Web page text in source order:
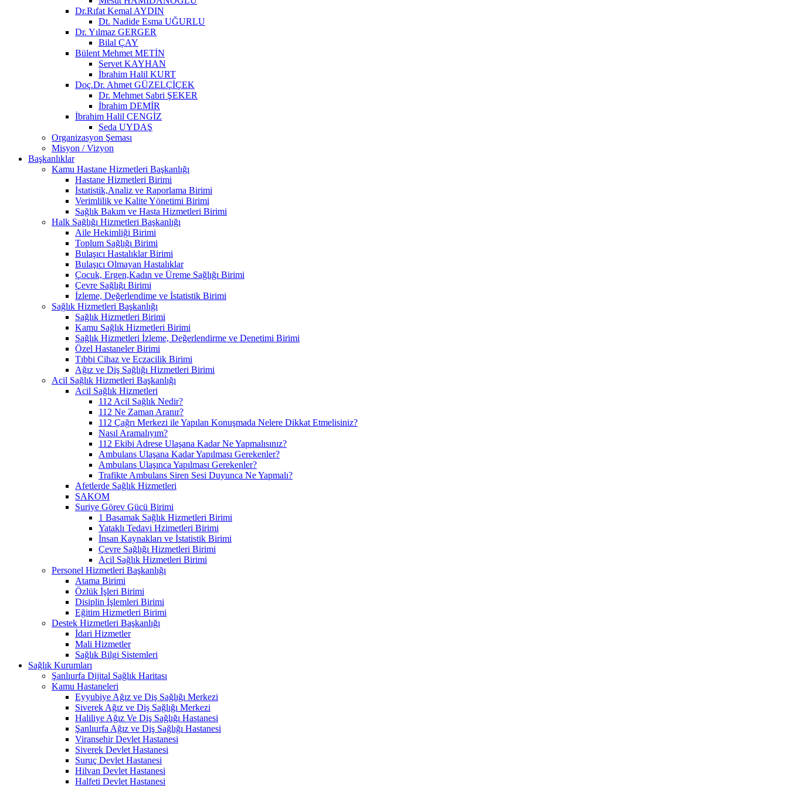
Dr.Rıfat Kemal AYDIN
Dt. Nadide Esma UĞURLU
Dr. Yılmaz GERGER
Bilal ÇAY
Bülent Mehmet METİN
Servet KAYHAN
İbrahim Halil KURT
Doç.Dr. Ahmet GÜZELÇİÇEK
Dr. Mehmet Sabri ŞEKER
İbrahim DEMİR
İbrahim Halil CENGİZ
Seda UYDAŞ
Organizasyon Şeması
Misyon / Vizyon
Başkanlıklar
Kamu Hastane Hizmetleri Başkanlığı
Hastane Hizmetleri Birimi
İstatistik,Analiz ve Raporlama Birimi
Verimlilik ve Kalite Yönetimi Birimi
Sağlık Bakım ve Hasta Hizmetleri Birimi
Halk Sağlığı Hizmetleri Başkanlığı
Aile Hekimliği Birimi
Toplum Sağlığı Birimi
Bulaşıcı Hastalıklar Birimi
Bulaşıcı Olmayan Hastalıklar
Çocuk, Ergen,Kadın ve Üreme Sağlığı Birimi
Çevre Sağlığı Birimi
İzleme, Değerlendime ve İstatistik Birimi
Sağlık Hizmetleri Başkanlığı
Sağlık Hizmetleri Birimi
Kamu Sağlık Hizmetleri Birimi
Sağlık Hizmetleri İzleme, Değerlendirme ve Denetimi Birimi
Özel Hastaneler Birimi
Tıbbi Cihaz ve Eczacilik Birimi
Ağız ve Diş Sağlığı Hizmetleri Birimi
Acil Sağlık Hizmetleri Başkanlığı
Acil Sağlık Hizmetleri
112 Acil Sağlık Nedir?
112 Ne Zaman Aranır?
112 Çağrı Merkezi ile Yapılan Konuşmada Nelere Dikkat Etmelisiniz?
Nasıl Aramalıyım?
112 Ekibi Adrese Ulaşana Kadar Ne Yapmalısınız?
Ambulans Ulaşana Kadar Yapılması Gerekenler?
Ambulans Ulaşınca Yapılması Gerekenler?
Trafikte Ambulans Siren Sesi Duyunca Ne Yapmalı?
Afetlerde Sağlık Hizmetleri
SAKOM
Suriye Görev Gücü Birimi
1 Basamak Sağlık Hizmetleri Birimi
Yataklı Tedavi Hzimetleri Birimi
İnsan Kaynakları ve İstatistik Birimi
Çevre Sağlığı Hizmetleri Birimi
Acil Sağlık Hizmetleri Birimi
Personel Hizmetleri Başkanlığı
Atama Birimi
Özlük İşleri Birimi
Disiplin İşlemleri Birimi
Eğitim Hizmetleri Birimi
Destek Hizmetleri Başkanlığı
İdari Hizmetler
Mali Hizmetler
Sağlık Bilgi Sistemleri
Sağlık Kurumları
Şanlıurfa Dijital Sağlık Haritası
Kamu Hastaneleri
Eyyubiye Ağız ve Diş Sağlığı Merkezi
Siverek Ağız ve Diş Sağlığı Merkezi
Haliliye Ağız Ve Diş Sağlığı Hastanesi
Şanlıurfa Ağız ve Diş Sağlığı Hastanesi
Viransehir Devlet Hastanesi
Siverek Devlet Hastanesi
Suruç Devlet Hastanesi
Hilvan Devlet Hastanesi
Halfeti Devlet Hastanesi